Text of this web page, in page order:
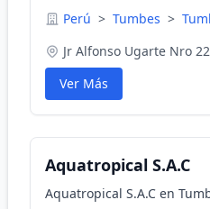
Perú > Tumbes >
Jr Alfonso Ugarte Nro
Ver Más
Aquatropical S.A.C
Aquatropical S.A.C en